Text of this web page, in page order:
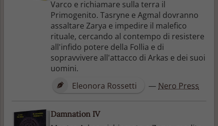
Varco e richiamare sulla terra il
Primogenito. Tasryne e Agmal dovranno
assaltare Zarya e impedire il malefico
rituale, cercando al contempo di resistere
all'infido potere della Follia e di
sopravvivere all'attacco di Arkas e dei suoi
uomini.
Eleonora Rossetti
— Nero Press
Damnation IV